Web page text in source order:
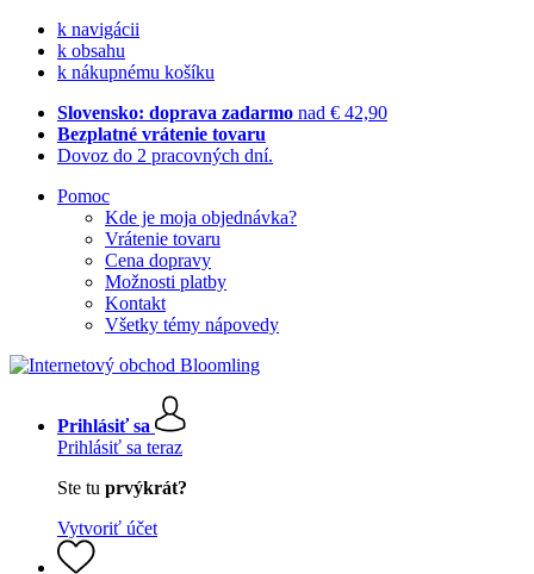
k navigácii
k obsahu
k nákupnému košíku
Slovensko: doprava zadarmo nad € 42,90
Bezplatné vrátenie tovaru
Dovoz do 2 pracovných dní.
Pomoc
Kde je moja objednávka?
Vrátenie tovaru
Cena dopravy
Možnosti platby
Kontakt
Všetky témy nápovedy
Prihlásiť sa
Prihlásiť sa teraz
Ste tu prvýkrát?
Vytvoriť účet